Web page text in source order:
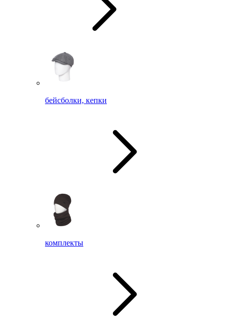
бейсболки, кепки
комплекты